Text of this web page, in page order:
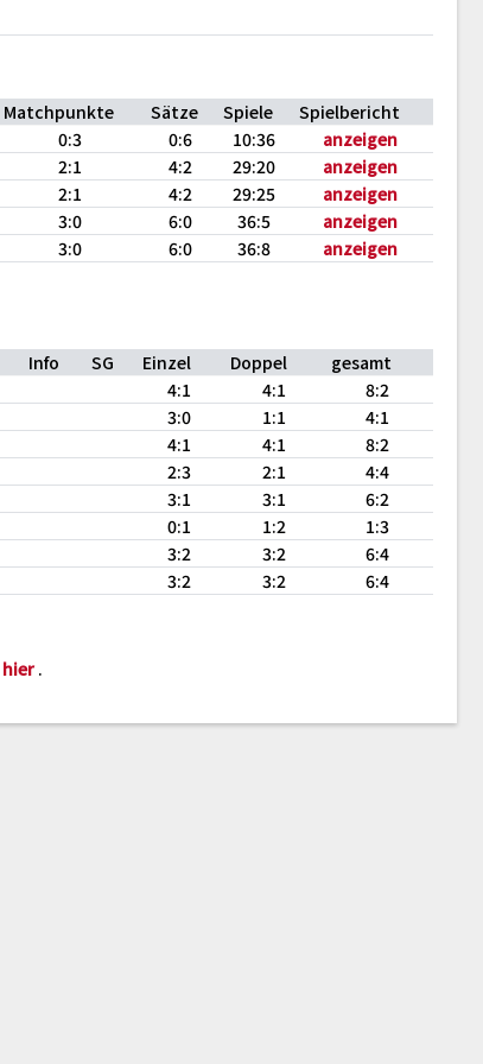
Matchpunkte Sätze Spiele
Spielbericht
0:3 0:6 10:36
anzeigen
2:1 4:2 29:20
anzeigen
2:1 4:2 29:25
anzeigen
3:0 6:0 36:5
anzeigen
3:0 6:0 36:8 anzeigen
Info SG Einzel Doppel
gesamt
4:1 4:1
8:2
3:0 1:1
4:1
4:1 4:1
8:2
2:3 2:1
4:4
3:1 3:1
6:2
0:1 1:2
1:3
3:2 3:2
6:4
3:2 3:2
6:4
hier .